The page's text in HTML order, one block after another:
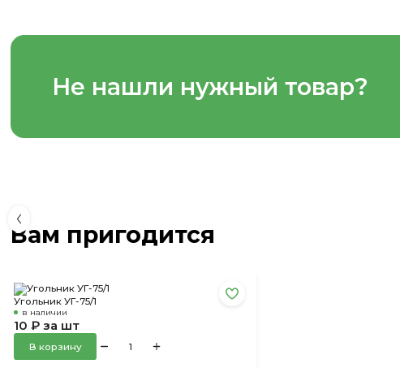
Не нашли нужный товар?
Вам пригодится
Угольник УГ-75/1
в наличии
10 ₽ за шт
В корзину